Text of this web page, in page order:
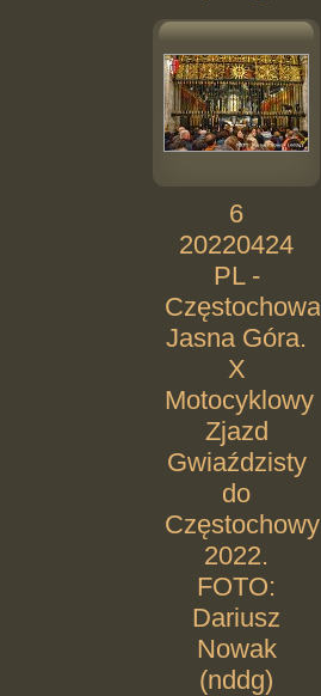
6
20220424
PL -
Częstochowa.
Jasna Góra.
X
Motocyklowy
Zjazd
Gwiaździsty
do
Częstochowy
2022.
FOTO:
Dariusz
Nowak
(nddg)